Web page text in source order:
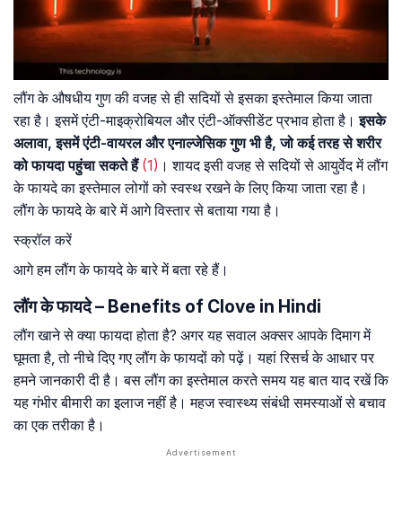
लौंग के औषधीय गुण की वजह से ही सदियों से इसका इस्तेमाल किया जाता
रहा है। इसमें एंटी-माइक्रोबियल और एंटी-ऑक्सीडेंट प्रभाव होता है।इसके
अलावा, इसमें एंटी-वायरल और एनाल्जेसिक गुण भी है, जो कई तरह से शरीर
को फायदा पहुंचा सकते हैं (1) । शायद इसी वजह से सदियों से आयुर्वेद में लौंग
के फायदे का इस्तेमाल लोगों को स्वस्थ रखने के लिए किया जाता रहा है।
लौंग के फायदे के बारे में आगे विस्तार से बताया गया है।
स्क्रॉल करें
आगे हम लौंग के फायदे के बारे में बता रहे हैं।
लौंग के फायदे – Benefits of Clove in Hindi
लौंग खाने से क्या फायदा होता है? अगर यह सवाल अक्सर आपके दिमाग में
घूमता है, तो नीचे दिए गए लौंग के फायदों को पढ़ें। यहां रिसर्च के आधार पर
हमने जानकारी दी है। बस लौंग का इस्तेमाल करते समय यह बात याद रखें कि
यह गंभीर बीमारी का इलाज नहीं है। महज स्वास्थ्य संबंधी समस्याओं से बचाव
का एक तरीका है।